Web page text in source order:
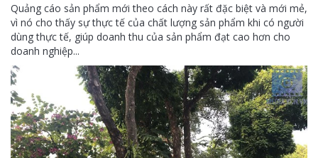
Quảng cáo sản phẩm mới theo cách này rất đặc biệt và mới mẻ,
vì nó cho thấy sự thực tế của chất lượng sản phẩm khi có người
dùng thực tế, giúp doanh thu của sản phẩm đạt cao hơn cho
doanh nghiệp...